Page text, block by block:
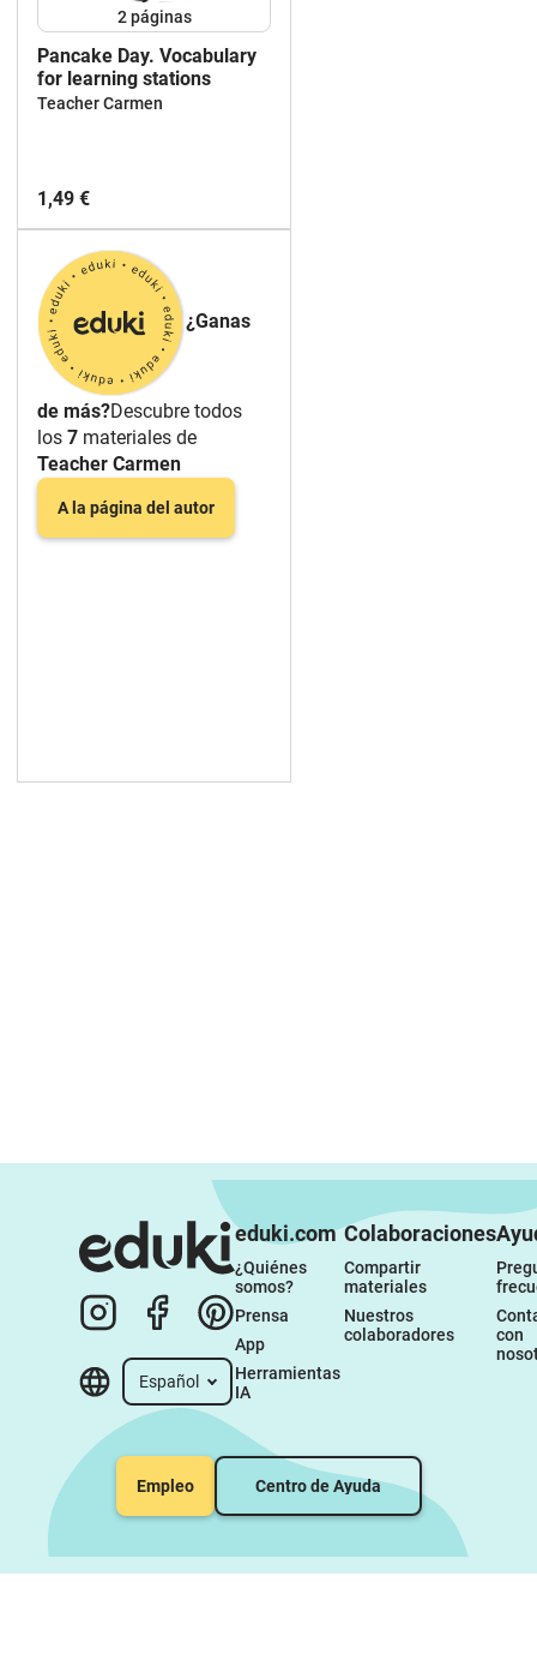
2páginas
Pancake Day. Vocabulary
for learning stations
Teacher Carmen
1,49 €
¿Ganas
de más?Descubre todos
los 7 materiales de
Teacher Carmen
A la página del autor
Español
eduki.com
¿Quiénes
somos?
Prensa
App
Herramientas
IA
Colaboraciones
Compartir
materiales
Nuestros
colaboradores
con
Empleo Centro de Ayuda